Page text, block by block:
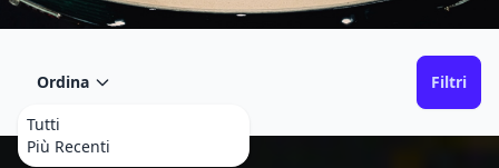
Ordina
Tutti
Più Recenti
Filtri